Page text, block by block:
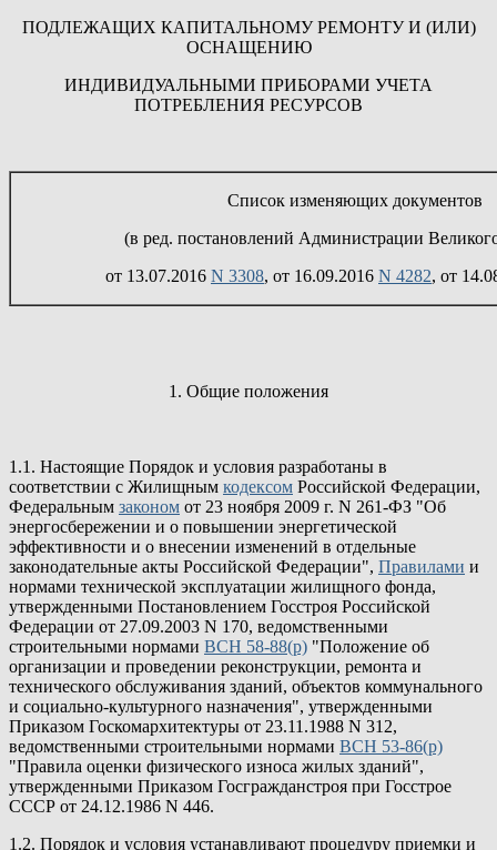
ПОДЛЕЖАЩИХ КАПИТАЛЬНОМУ РЕМОНТУ И (ИЛИ)
ОСНАЩЕНИЮ
ИНДИВИДУАЛЬНЫМИ ПРИБОРАМИ УЧЕТА
ПОТРЕБЛЕНИЯ РЕСУРСОВ
Список изменяющих документов
(в ред. постановлений Администрации
от 13.07.2016 N 3308, от 16.09.2016 N 4282, от
1. Общие положения
1.1. Настоящие Порядок и условия разработаны в
соответствии с Жилищным кодексом Российской Федерации,
Федеральным законом от 23 ноября 2009 г. N 261-ФЗ "Об
энергосбережении и о повышении энергетической
эффективности и о внесении изменений в отдельные
законодательные акты Российской Федерации", Правилами и
нормами технической эксплуатации жилищного фонда,
утвержденными Постановлением Госстроя Российской
Федерации от 27.09.2003 N 170, ведомственными
строительными нормами ВСН 58-88(р) "Положение об
организации и проведении реконструкции, ремонта и
технического обслуживания зданий, объектов коммунального
и социально-культурного назначения", утвержденными
Приказом Госкомархитектуры от 23.11.1988 N 312,
ведомственными строительными нормами ВСН 53-86(р)
"Правила оценки физического износа жилых зданий",
утвержденными Приказом Госгражданстроя при Госстрое
СССР от 24.12.1986 N 446.
1.2. Порядок и условия устанавливают процедуру приемки и